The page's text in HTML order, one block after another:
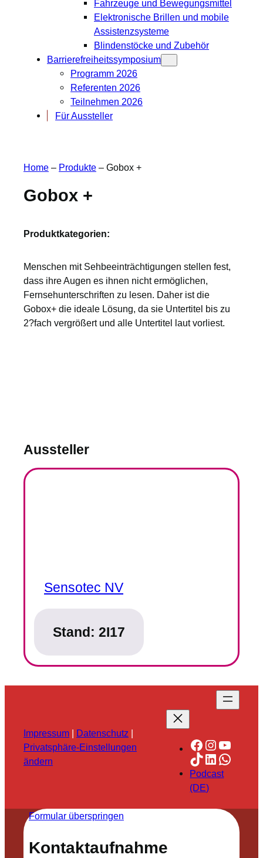
Fahrzeuge und Bewegungsmittel
Elektronische Brillen und mobile
Assistenzsysteme
Blindenstöcke und Zubehör
Barrierefreiheitssymposium
Programm 2026
Referenten 2026
Teilnehmen 2026
Für Aussteller
Home – Produkte – Gobox +
Gobox +
Produktkategorien:
Menschen mit Sehbeeinträchtigungen stellen fest,
dass ihre Augen es ihnen nicht ermöglichen,
Fernsehunterschriften zu lesen. Daher ist die
Gobox+ die ideale Lösung, da sie Untertitel bis zu
2?fach vergrößert und alle Untertitel laut vorliest.
Aussteller
Sensotec NV
Stand: 2I17
Impressum | Datenschutz |
Privatsphäre-Einstellungen
ändern
Facebook
TikTok
LinkedIn
Podcast
(DE)
Formular überspringen
Kontaktaufnahme